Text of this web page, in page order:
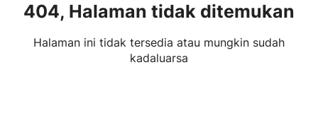
404, Halaman tidak ditemukan
Halaman ini tidak tersedia atau mungkin sudah
kadaluarsa